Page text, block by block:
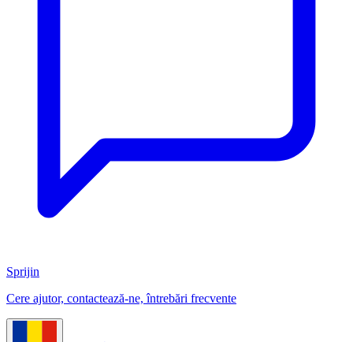
Sprijin
Cere ajutor, contactează-ne, întrebări frecvente